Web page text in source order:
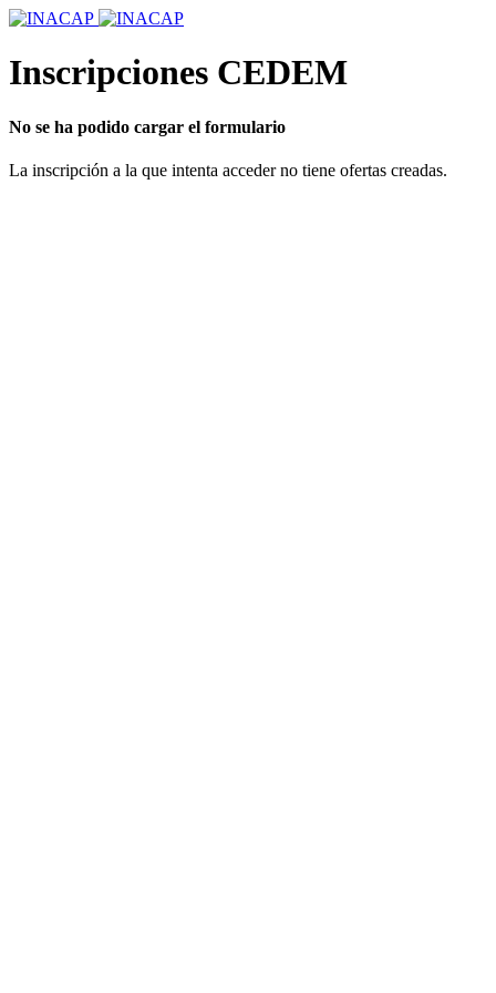
Inscripciones CEDEM
No se ha podido cargar el formulario
La inscripción a la que intenta acceder no tiene ofertas creadas.